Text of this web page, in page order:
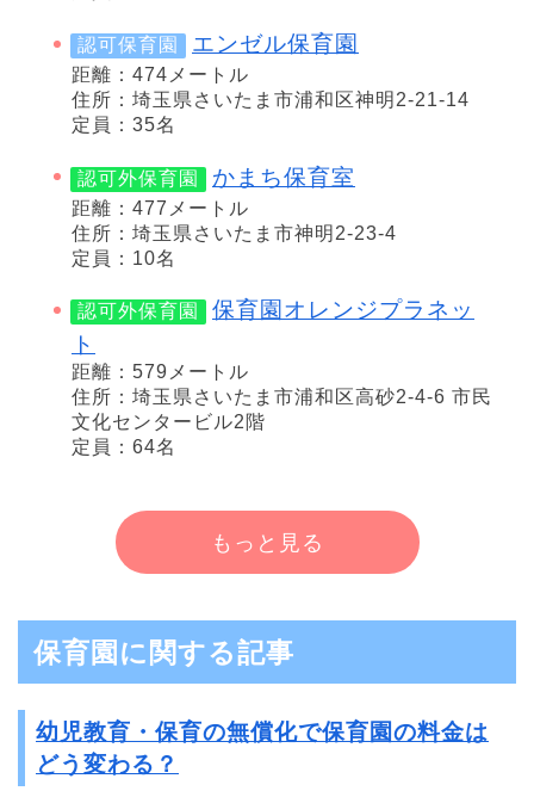
認可保育園 エンゼル保育園
距離：474メートル
住所：埼玉県さいたま市浦和区神明2-21-14
定員：35名
認可外保育園 かまち保育室
距離：477メートル
住所：埼玉県さいたま市神明2-23-4
定員：10名
認可外保育園
保育園オレンジプラネッ
ト
距離：579メートル
住所：埼玉県さいたま市浦和区高砂2-4-6 市民
文化センタービル2階
定員：64名
もっと見る
保育園に関する記事
幼児教育・保育の無償化で保育園の料金は
どう変わる？